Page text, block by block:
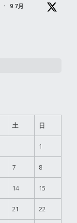
· 9 7月
土 日
1
7 8
14 15
21 22